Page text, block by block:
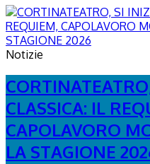
Notizie
CLASSICA: IL
CAPOLAVORO
LA STAGIONE